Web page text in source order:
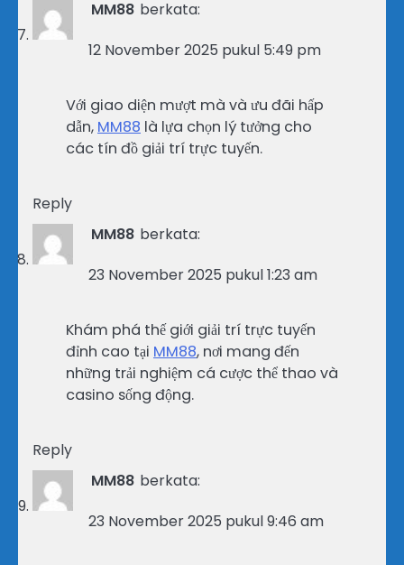
MM88 berkata:
12 November 2025 pukul 5:49 pm
Với giao diện mượt mà và ưu đãi hấp
dẫn, MM88 là lựa chọn lý tưởng cho
các tín đồ giải trí trực tuyến.
Reply
MM88 berkata:
23 November 2025 pukul 1:23 am
Khám phá thế giới giải trí trực tuyến
đỉnh cao tại MM88, nơi mang đến
những trải nghiệm cá cược thể thao và
casino sống động.
Reply
MM88 berkata:
23 November 2025 pukul 9:46 am